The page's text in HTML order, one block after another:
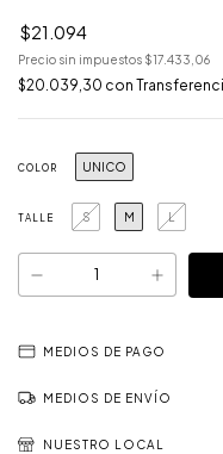
$21.094
Precio sin impuestos $17.433,06
$20.039,30 con
COLOR UNICO
TALLE S M L
MEDIOS DE PAGO
MEDIOS DE ENVÍO
NUESTRO LOCAL